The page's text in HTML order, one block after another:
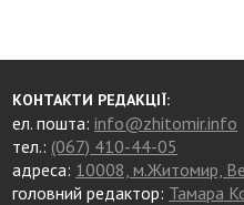
КОНТАКТИ РЕДАКЦІЇ:
ел. пошта:info@zhitomir.info
тел.: (067) 410-44-05
адреса: 10008, м.Житомир,
головний редактор: Тамара